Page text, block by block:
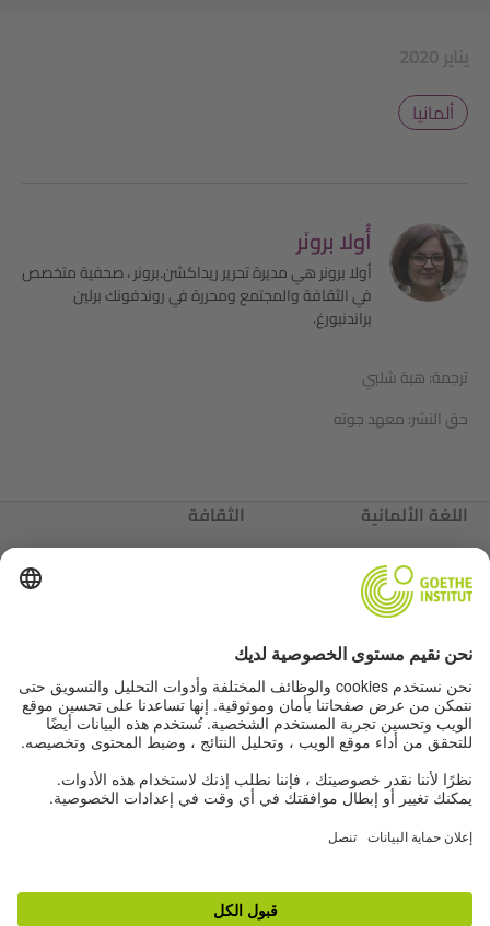
2020 يناير
ألمانيا
أُولا برونَر
أولا برونر هي مديرة تحرير ريداكشن.برونر ، صحفية متخصص
في الثقافة والمجتمع ومحررة في روندفونك برلين
براندنبورغ.
ترجمة: هبة شلبي
حق النشر: معهد جوته
اللغة الألمانية
الثقافة
ألمانيا
عننا
عننا
Autor*innen
بيانات التحرير
حماية البيانات
إعدادات الخصوصية
شروط الاستخدام
عروض أخرى من عالم معهد جوته: